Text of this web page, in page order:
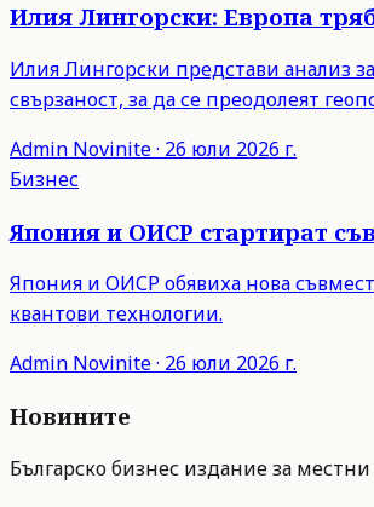
Илия Лингорски: Европа
Илия Лингорски представи анализ
свързаност, за да се преодолеят
Admin Novinite· 26 юли 2026 г.
Бизнес
Япония и ОИСР стартират
Япония и ОИСР обявиха нова
квантови технологии.
Admin Novinite· 26 юли 2026 г.
Новините
Българско бизнес издание за